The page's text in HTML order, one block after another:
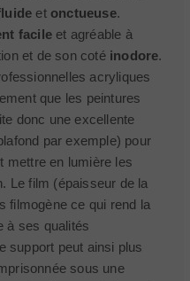
et onctueuse.
facileet agréable à
et de son coté inodore.
acryliques
que les peintures
donc une excellente
par exemple) pour
mettre en lumière les
Le film (épaisseur de la
filmogène ce qui rend la
à ses qualités
support peut ainsi plus
sous une